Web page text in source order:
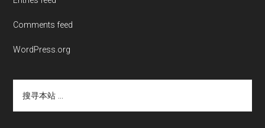
Comments feed
WordPress.org
本